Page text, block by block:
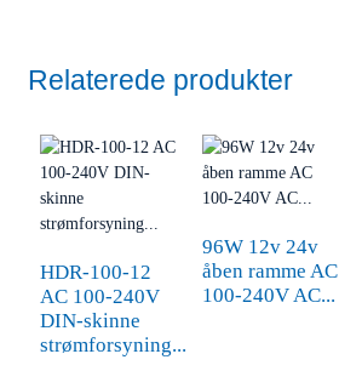
Relaterede produkter
HDR-100-12
AC 100-240V
DIN-skinne
strømforsyning...
96W 12v 24v
åben ramme AC
100-240V AC...